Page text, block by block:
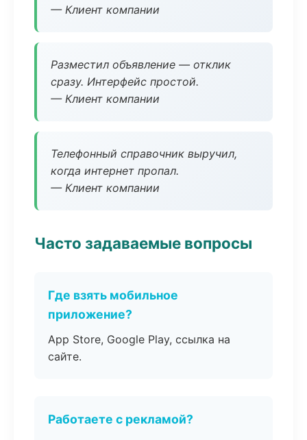
— Клиент компании
Разместил объявление — отклик
сразу. Интерфейс простой.
— Клиент компании
Телефонный справочник выручил,
когда интернет пропал.
— Клиент компании
Часто задаваемые вопросы
Где взять мобильное
приложение?
App Store, Google Play, ссылка на
сайте.
Работаете с рекламой?